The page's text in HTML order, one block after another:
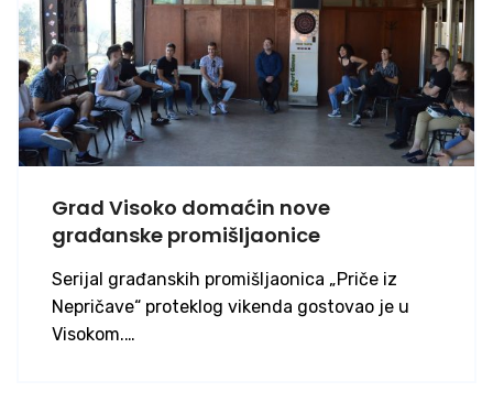
Grad Visoko domaćin nove
građanske promišljaonice
Serijal građanskih promišljaonica „Priče iz
Nepričave“ proteklog vikenda gostovao je u
Visokom.…